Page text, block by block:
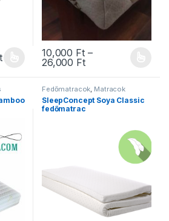
Ártartomány: 2,900 Ft - 9,500 Ft
variációja van. A változatok a
10,000 Ft –
26,000 FtÁrtartomány:
Ennek a terméknek több
,
Fedőmatracok, Matracok
SleepConcept Soya Classic
fedőmatrac